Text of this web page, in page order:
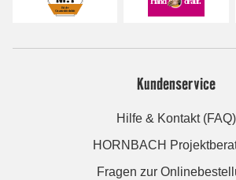
Kundenservice
Hilfe & Kontakt (FAQ)
HORNBACH
Fragen zur